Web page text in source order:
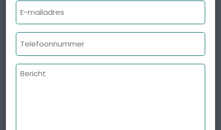
E-
mailadres
Telefoonnummer
Bericht